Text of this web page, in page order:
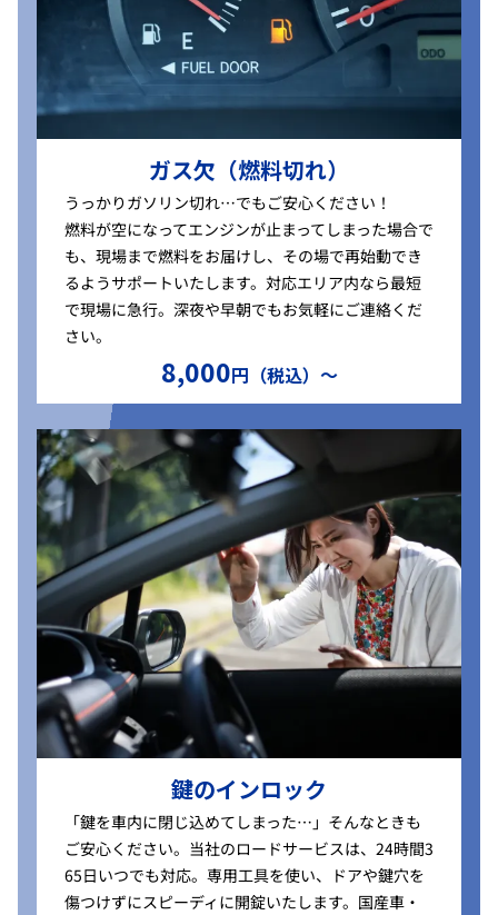
ガス欠（燃料切れ）
うっかりガソリン切れ…でもご安心ください！
燃料が空になってエンジンが止まってしまった場合で
も、現場まで燃料をお届けし、その場で再始動でき
るようサポートいたします。対応エリア内なら最短
で現場に急行。深夜や早朝でもお気軽にご連絡くだ
さい。
8,000円（税込）〜
鍵のインロック
「鍵を車内に閉じ込めてしまった…」そんなときも
ご安心ください。当社のロードサービスは、24時間3
65日いつでも対応。専用工具を使い、ドアや鍵穴を
傷つけずにスピーディに開錠いたします。国産車・